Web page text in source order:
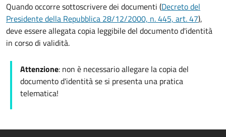
Quando occorre sottoscrivere dei documenti (Decreto del
Presidente della Repubblica 28/12/2000, n. 445, art. 47),
deve essere allegata copia leggibile del documento d'identità
in corso di validità.
Attenzione: non è necessario allegare la copia del
documento d'identità se si presenta una pratica
telematica!